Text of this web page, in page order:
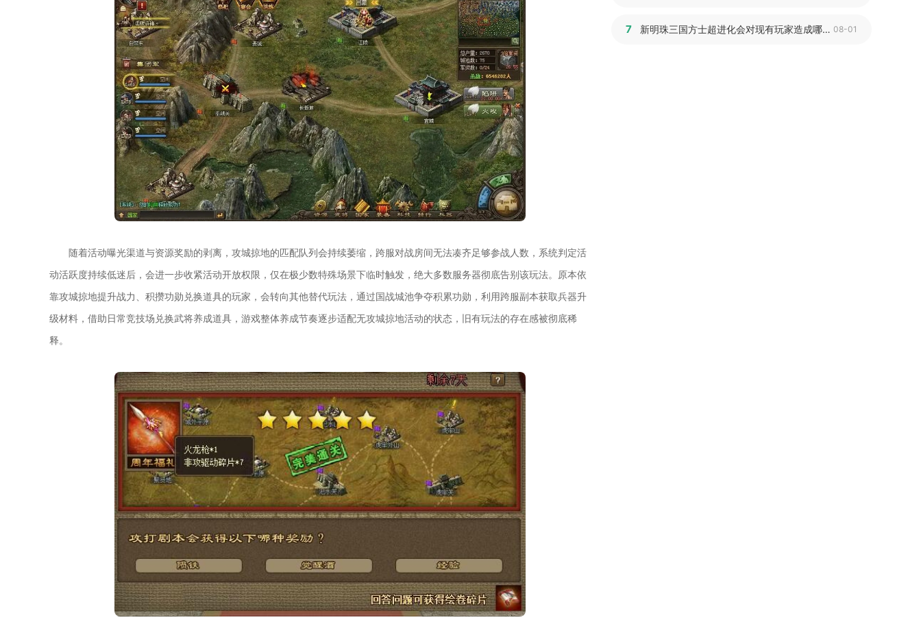
随着活动曝光渠道与资源奖励的剥离，攻城掠地的匹配队列会持续萎缩，跨服对战房间无法凑齐足够参战人数，系统判定活
动活跃度持续低迷后，会进一步收紧活动开放权限，仅在极少数特殊场景下临时触发，绝大多数服务器彻底告别该玩法。原本依
靠攻城掠地提升战力、积攒功勋兑换道具的玩家，会转向其他替代玩法，通过国战城池争夺积累功勋，利用跨服副本获取兵器升
级材料，借助日常竞技场兑换武将养成道具，游戏整体养成节奏逐步适配无攻城掠地活动的状态，旧有玩法的存在感被彻底稀
释。
7 新明珠三国方士超进化会对现有玩家造成哪些影响 08-01